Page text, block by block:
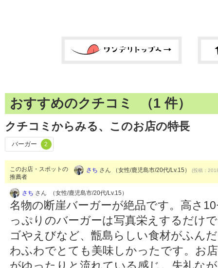
おすすめのクチコミ （1 件）
クチコミからみる、このお店の特長
バーガー 2
このお店・スポットの
推薦者
さち さん （女性/鹿児島市/20代/Lv.15） (投稿：
さち さん （女性/鹿児島市/20代/Lv.15）
名物の断崖バーガーが絶品です。高さ
っぷりのバーガーは写真栄えするだけ
ゴやえびなど、甑島らしい食材がふん
わふわでとても美味しかったです。お
がゆったりと流れている感じ。失礼な